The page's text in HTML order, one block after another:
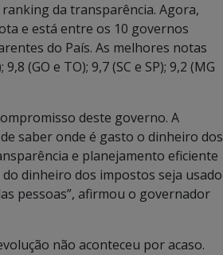
da transparência. Agora,
e está entre os 10 governos
do País. As melhores notas
(GO e TO); 9,7 (SC e SP); 9,2 (MG
deste governo. A
saber onde é gasto o dinheiro dos
e planejamento eficiente
dinheiro dos impostos seja usado
pessoas”, afirmou o governador
não aconteceu por acaso.